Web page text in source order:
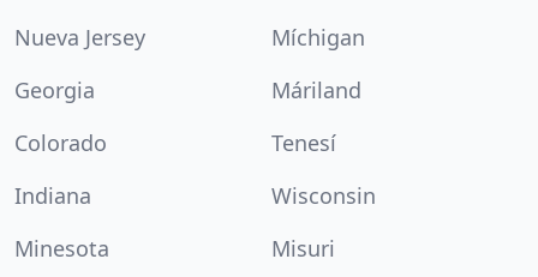
Nueva Jersey
Míchigan
Georgia
Máriland
Colorado
Tenesí
Indiana
Wisconsin
Minesota
Misuri